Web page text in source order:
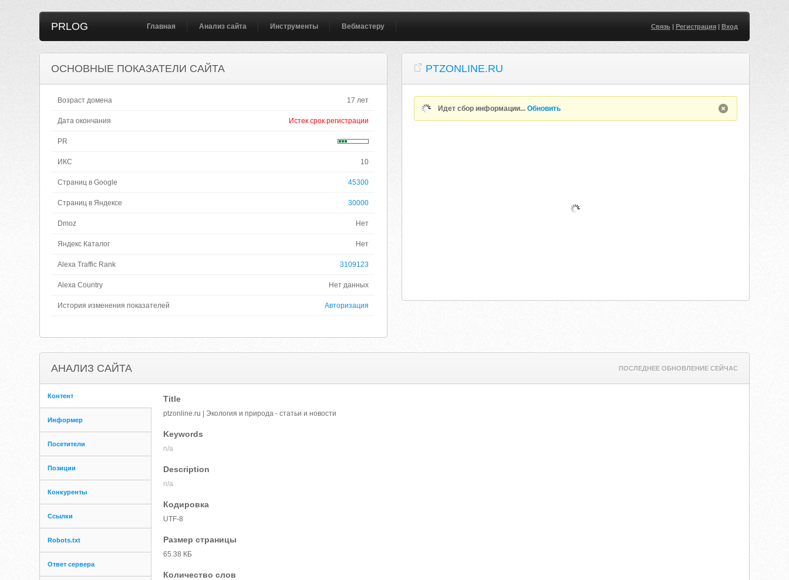
PRLOG Главная Анализ сайта Инструменты Вебмастеру Связь| Регистрация| Вход
ОСНОВНЫЕ ПОКАЗАТЕЛИ САЙТА
Возраст домена 17 лет
Дата окончания Истек срок регистрации
PR
ИКС 10
Страниц в Google 45300
Страниц в Яндексе 30000
Dmoz Нет
Яндекс Каталог Нет
Alexa Traffic Rank 3109123
Alexa Country Нет данных
История изменения показателей Авторизация
PTZONLINE.RU
Идет сбор информации...Обновить
АНАЛИЗ САЙТА ПОСЛЕДНЕЕ ОБНОВЛЕНИЕ СЕЙЧАС
Контент
Информер
Посетители
Позиции
Конкуренты
Ссылки
Robots.txt
Ответ сервера
Title
ptzonline.ru | Экология и природа - статьи и новости
Keywords
n/a
Description
n/a
Кодировка
UTF-8
Размер страницы
65.38 КБ
Количество слов